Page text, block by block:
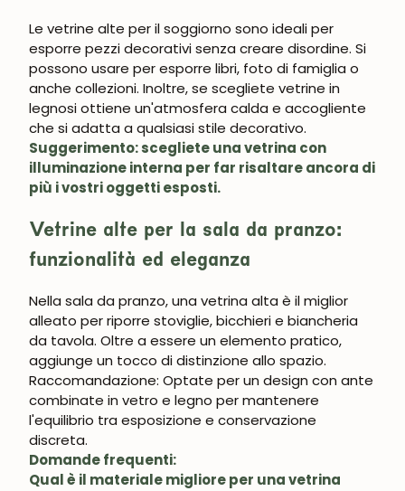
Le vetrine alte per il soggiorno sono ideali per
esporre pezzi decorativi senza creare disordine. Si
possono usare per esporre libri, foto di famiglia o
anche collezioni. Inoltre, se scegliete vetrine in
legnosi ottiene un'atmosfera calda e accogliente
che si adatta a qualsiasi stile decorativo.
Suggerimento: scegliete una vetrina con
illuminazione interna per far risaltare ancora di
più i vostri oggetti esposti.
Vetrine alte per la sala da pranzo:
funzionalità ed eleganza
Nella sala da pranzo, una vetrina alta è il miglior
alleato per riporre stoviglie, bicchieri e biancheria
da tavola. Oltre a essere un elemento pratico,
aggiunge un tocco di distinzione allo spazio.
Raccomandazione: Optate per un design con ante
combinate in vetro e legno per mantenere
l'equilibrio tra esposizione e conservazione
discreta.
Domande frequenti:
Qual è il materiale migliore per una vetrina